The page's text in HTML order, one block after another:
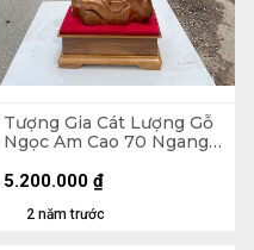
Tượng Gia Cát Lượng Gỗ
Ngọc Am Cao 70 Ngang
2 năm trước
5.200.000 ₫